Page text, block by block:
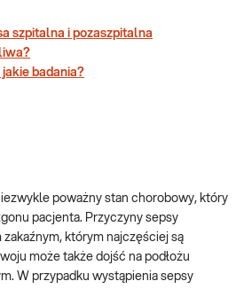
szpitalna i pozaszpitalna
badania?
poważny stan chorobowy, który
pacjenta. Przyczyny sepsy
którym najczęściej są
może także dojść na podłożu
W przypadku wystąpienia sepsy